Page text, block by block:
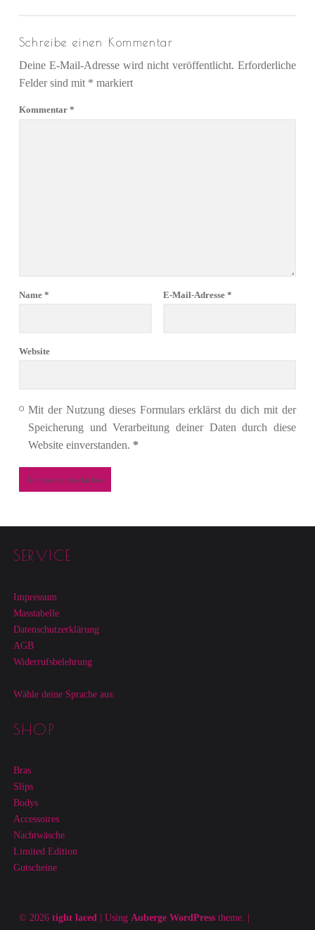
Schreibe einen Kommentar
Deine E-Mail-Adresse wird nicht veröffentlicht. Erforderliche
Felder sind mit * markiert
Kommentar *
Name * E-Mail-Adresse *
Website
Mit der Nutzung dieses Formulars erklärst du dich mit der
Speicherung und Verarbeitung deiner Daten durch diese
Website einverstanden. *
Footer sidebar
SERVICE
Impressum
Masstabelle
Datenschutzerklärung
AGB
Widerrufsbelehrung
Wähle deine Sprache aus:
SHOP
Bras
Slips
Bodys
Accessoires
Nachtwäsche
Limited Edition
Gutscheine
© 2026 tight laced | Using Auberge WordPresstheme. |